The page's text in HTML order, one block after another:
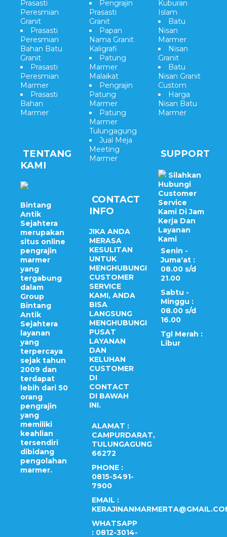
Prasasti
Peresmian
Granit
Prasasti
Peresmian
Bahan Batu
Granit
Prasasti
Peresmian
Marmer
Prasasti
Bahan
Marmer
TENTANG
KAMI
Bintang
Antik
Sejahtera
merupakan
situs online
pengrajin
marmer
yang
tergabung
dalam
Group
Bintang
Antik
Sejahtera
layanan
yang
terpercaya
sejak tahun
2009 dan
terdapat
lebih dari 50
orang
pengrajin
yang
memiliki
keahlian
tersendiri
dibidang
pengolahan
marmer.
Pengrajin
Prasasti
Granit
Papan
Nama Granit
Kaligrafi
Patung
Marmer
Malaikat
Pengrajin
Patung
Marmer
Patung
Marmer
Tulungagung
Jual Meja
Meeting
Marmer
CONTACT
INFO
JIKA ANDA
MERASA
KESULITAN
UNTUK
MENGHUBUNGI
CUSTOMER
SERVICE
KAMI, ANDA
BISA
LANGSUNG
MENGHUBUNGI
PUSAT
LAYANAN
DAN
KELUHAN
CUSTOMER
DI
CONTACT
DI BAWAH
INI.
ALAMAT :
CAMPURDARAT,
TULUNGAGUNG
66272
PHONE :
0815-5491-
7900
EMAIL :
WHATSAPP
: 0812-3014-
Kuburan
Islam
Batu
Nisan
Marmer
Nisan
Granit
Batu
Nisan Granit
Custom
Harga
Nisan Batu
Marmer
SUPPORT
Silahkan
Hubungi
Customer
Service
Kami Di Jam
Kerja Dan
Layanan
Kami
Senin -
Juma'at :
08.00 s/d
21.00
Sabtu -
Minggu :
08.00 s/d
16.00
Tgl Merah :
Libur